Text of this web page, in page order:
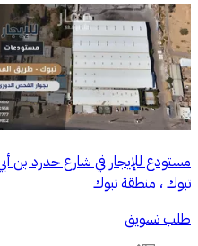
مستودع للإيجار في شارع حدرد بن
تبوك ، منطقة تبوك
طلب تسويق